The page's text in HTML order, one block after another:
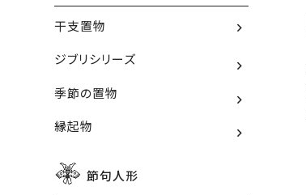
干支置物
ジブリシリーズ
季節の置物
縁起物
節句人形